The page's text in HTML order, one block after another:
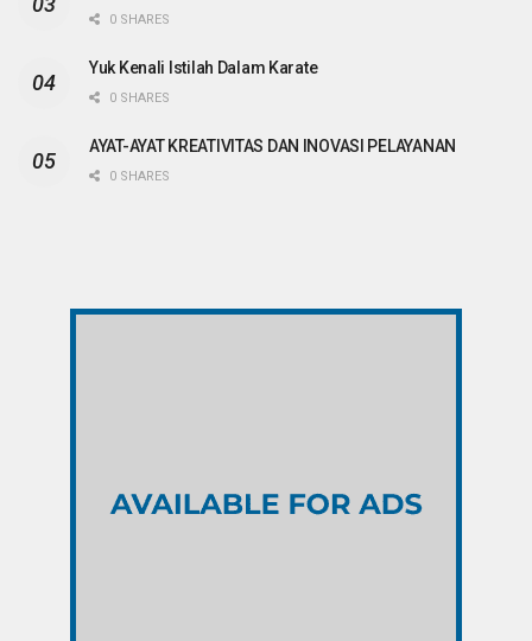
0 SHARES
Yuk Kenali Istilah Dalam Karate
0 SHARES
AYAT-AYAT KREATIVITAS DAN INOVASI PELAYANAN
0 SHARES